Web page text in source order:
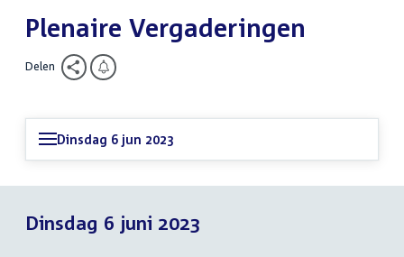
Plenaire Vergaderingen
Delen
Dinsdag 6 jun 2023
Dinsdag 6 juni 2023